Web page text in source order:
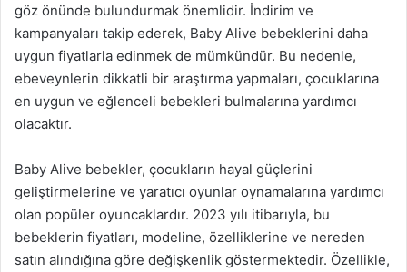
göz önünde bulundurmak önemlidir. İndirim ve
kampanyaları takip ederek, Baby Alive bebeklerini daha
uygun fiyatlarla edinmek de mümkündür. Bu nedenle,
ebeveynlerin dikkatli bir araştırma yapmaları, çocuklarına
en uygun ve eğlenceli bebekleri bulmalarına yardımcı
olacaktır.
Baby Alive bebekler, çocukların hayal güçlerini
geliştirmelerine ve yaratıcı oyunlar oynamalarına yardımcı
olan popüler oyuncaklardır. 2023 yılı itibarıyla, bu
bebeklerin fiyatları, modeline, özelliklerine ve nereden
satın alındığına göre değişkenlik göstermektedir. Özellikle,